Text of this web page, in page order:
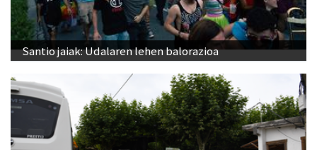
Santio jaiak: Udalaren lehen balorazioa